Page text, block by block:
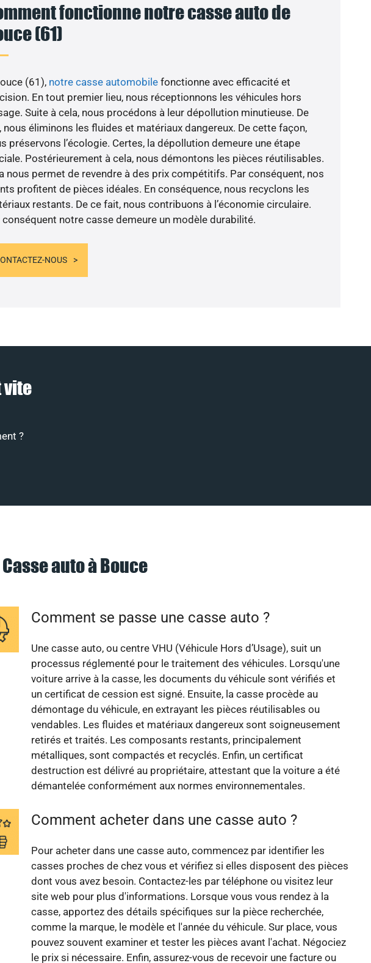
fonctionne notre casse auto de
(61)
(61), notre casse automobile fonctionne avec efficacité et
En tout premier lieu, nous réceptionnons les véhicules hors
Suite à cela, nous procédons à leur dépollution minutieuse. De
nous éliminons les fluides et matériaux dangereux. De cette façon,
préservons l’écologie. Certes, la dépollution demeure une étape
Postérieurement à cela, nous démontons les pièces réutilisables.
nous permet de revendre à des prix compétitifs. Par conséquent, nos
profitent de pièces idéales. En conséquence, nous recyclons les
restants. De ce fait, nous contribuons à l’économie circulaire.
conséquent notre casse demeure un modèle durabilité.
NOUS
vite
?
Casse auto à Bouce
Comment se passe une casse auto ?
Une casse auto, ou centre VHU (Véhicule Hors d’Usage), suit un
processus réglementé pour le traitement des véhicules. Lorsqu'une
voiture arrive à la casse, les documents du véhicule sont vérifiés et
un certificat de cession est signé. Ensuite, la casse procède au
démontage du véhicule, en extrayant les pièces réutilisables ou
vendables. Les fluides et matériaux dangereux sont soigneusement
retirés et traités. Les composants restants, principalement
métalliques, sont compactés et recyclés. Enfin, un certificat
destruction est délivré au propriétaire, attestant que la voiture a été
démantelée conformément aux normes environnementales.
Comment acheter dans une casse auto ?
Pour acheter dans une casse auto, commencez par identifier les
casses proches de chez vous et vérifiez si elles disposent des pièces
dont vous avez besoin. Contactez-les par téléphone ou visitez leur
site web pour plus d'informations. Lorsque vous vous rendez à la
casse, apportez des détails spécifiques sur la pièce recherchée,
comme la marque, le modèle et l'année du véhicule. Sur place, vous
pouvez souvent examiner et tester les pièces avant l'achat. Négociez
le prix si nécessaire. Enfin, assurez-vous de recevoir une facture ou